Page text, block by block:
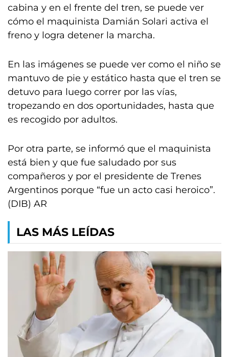
cabina y en el frente del tren, se puede ver
cómo el maquinista Damián Solari activa el
freno y logra detener la marcha.
En las imágenes se puede ver como el niño se
mantuvo de pie y estático hasta que el tren se
detuvo para luego correr por las vías,
tropezando en dos oportunidades, hasta que
es recogido por adultos.
Por otra parte, se informó que el maquinista
está bien y que fue saludado por sus
compañeros y por el presidente de Trenes
Argentinos porque “fue un acto casi heroico”.
(DIB) AR
LAS MÁS LEÍDAS